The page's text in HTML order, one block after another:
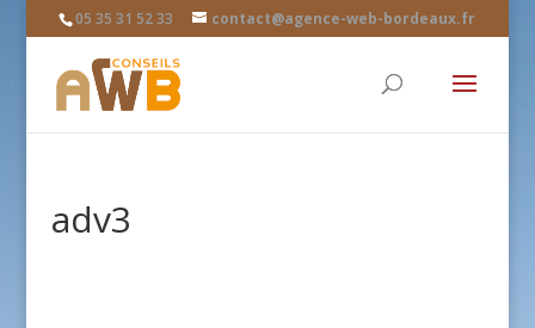
05 35 31 52 33 contact@agence-web-bordeaux.fr
adv3